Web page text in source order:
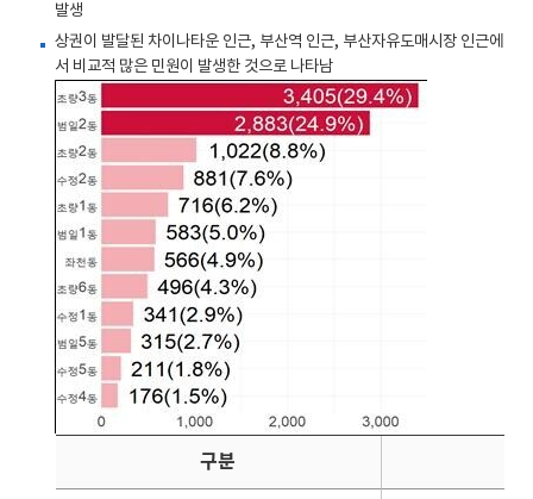
발생
상권이 발달된 차이나타운 인근, 부산역 인근, 부산자유도매시장 인근에
서 비교적 많은 민원이 발생한 것으로 나타남
구분